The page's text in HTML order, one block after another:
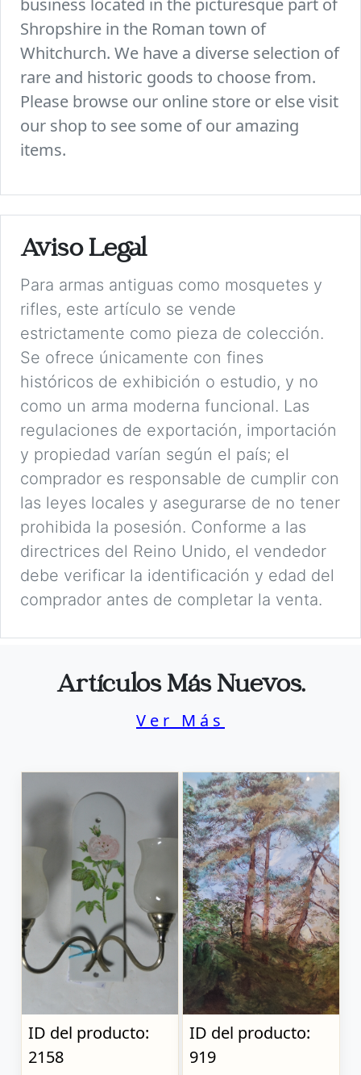
Shropshire in the Roman town of
Whitchurch. We have a diverse selection of
rare and historic goods to choose from.
Please browse our online store or else visit
our shop to see some of our amazing
items.
Aviso Legal
Para armas antiguas como mosquetes y
rifles, este artículo se vende
estrictamente como pieza de colección.
Se ofrece únicamente con fines
históricos de exhibición o estudio, y no
como un arma moderna funcional. Las
regulaciones de exportación, importación
y propiedad varían según el país; el
comprador es responsable de cumplir con
las leyes locales y asegurarse de no tener
prohibida la posesión. Conforme a las
directrices del Reino Unido, el vendedor
debe verificar la identificación y edad del
comprador antes de completar la venta.
Artículos Más Nuevos.
Ver Más
ID del producto:
2158
ID del producto:
919